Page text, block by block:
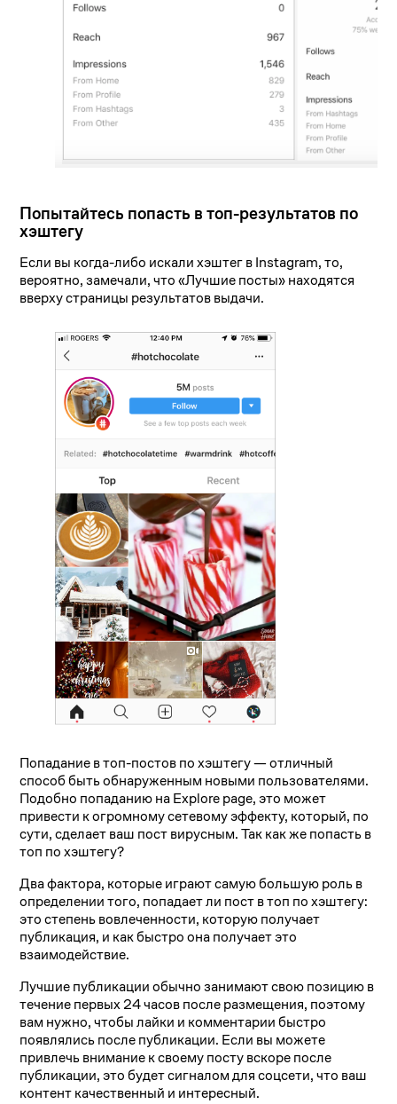
Попытайтесь попасть в топ-результатов по
хэштегу
Если вы когда-либо искали хэштег в Instagram, то,
вероятно, замечали, что «Лучшие посты» находятся
вверху страницы результатов выдачи.
Попадание в топ-постов по хэштегу — отличный
способ быть обнаруженным новыми пользователями.
Подобно попаданию на Explore page, это может
привести к огромному сетевому эффекту, который, по
сути, сделает ваш пост вирусным. Так как же попасть в
топ по хэштегу?
Два фактора, которые играют самую большую роль в
определении того, попадает ли пост в топ по хэштегу:
это степень вовлеченности, которую получает
публикация, и как быстро она получает это
взаимодействие.
Лучшие публикации обычно занимают свою позицию в
течение первых 24 часов после размещения, поэтому
вам нужно, чтобы лайки и комментарии быстро
появлялись после публикации. Если вы можете
привлечь внимание к своему посту вскоре после
публикации, это будет сигналом для соцсети, что ваш
контент качественный и интересный.